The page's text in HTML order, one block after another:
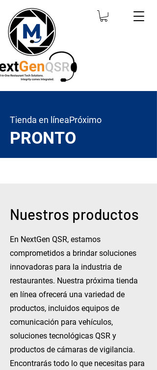
Tienda en líneaPróximo
PRONTO
Nuestros productos
En NextGen QSR, estamos
comprometidos a brindar soluciones
innovadoras para la industria de
restaurantes. Nuestra próxima tienda
en línea ofrecerá una variedad de
productos, incluidos equipos de
comunicación para vehículos,
soluciones tecnológicas QSR y
productos de cámaras de vigilancia.
Encontrarás todo lo que necesitas para